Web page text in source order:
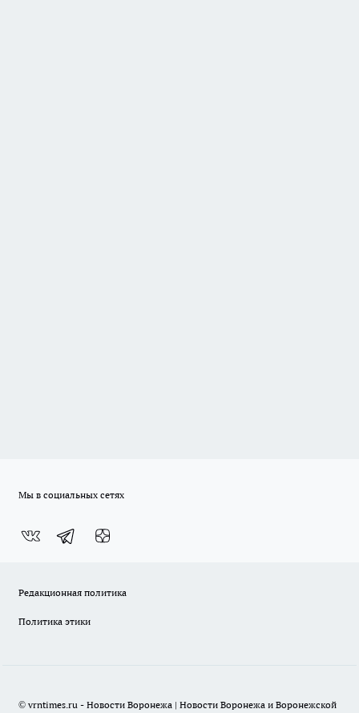
Мы в социальных сетях
Редакционная политика
Политика этики
© vrntimes.ru - Новости Воронежа | Новости Воронежа и Воронежской